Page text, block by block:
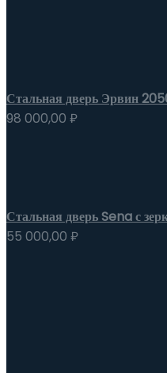
Стальная дверь Эрвин
98 000,00 ₽
Стальная дверь Sena с
55 000,00 ₽